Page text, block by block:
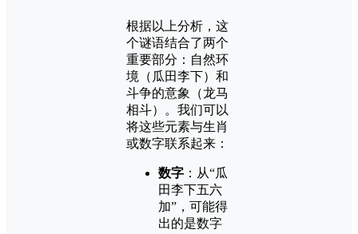
根据以上分析，这
个谜语结合了两个
重要部分：自然环
境（瓜田李下）和
斗争的意象（龙马
相斗）。我们可以
将这些元素与生肖
或数字联系起来：
数字 ：从“瓜
田李下五六
加”，可能得
出的是数字